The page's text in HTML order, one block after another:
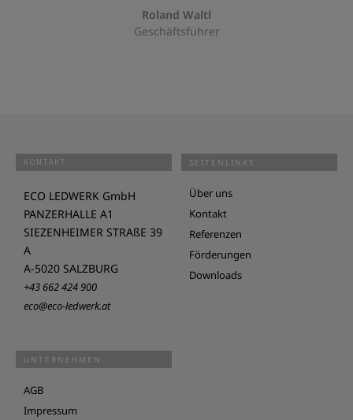
Roland Waltl
Geschäftsführer
KONTAKT
ECO LEDWERK GmbH
PANZERHALLE A1
SIEZENHEIMER STRAßE 39
A
A-5020 SALZBURG
+43 662 424 900
eco@eco-ledwerk.at
SEITENLINKS
Über uns
Kontakt
Referenzen
Förderungen
Downloads
UNTERNEHMEN
AGB
Impressum